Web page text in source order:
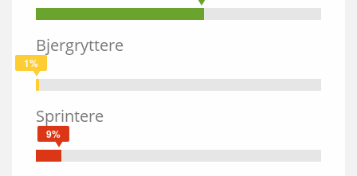
Bjergryttere
1%
Sprintere
9%